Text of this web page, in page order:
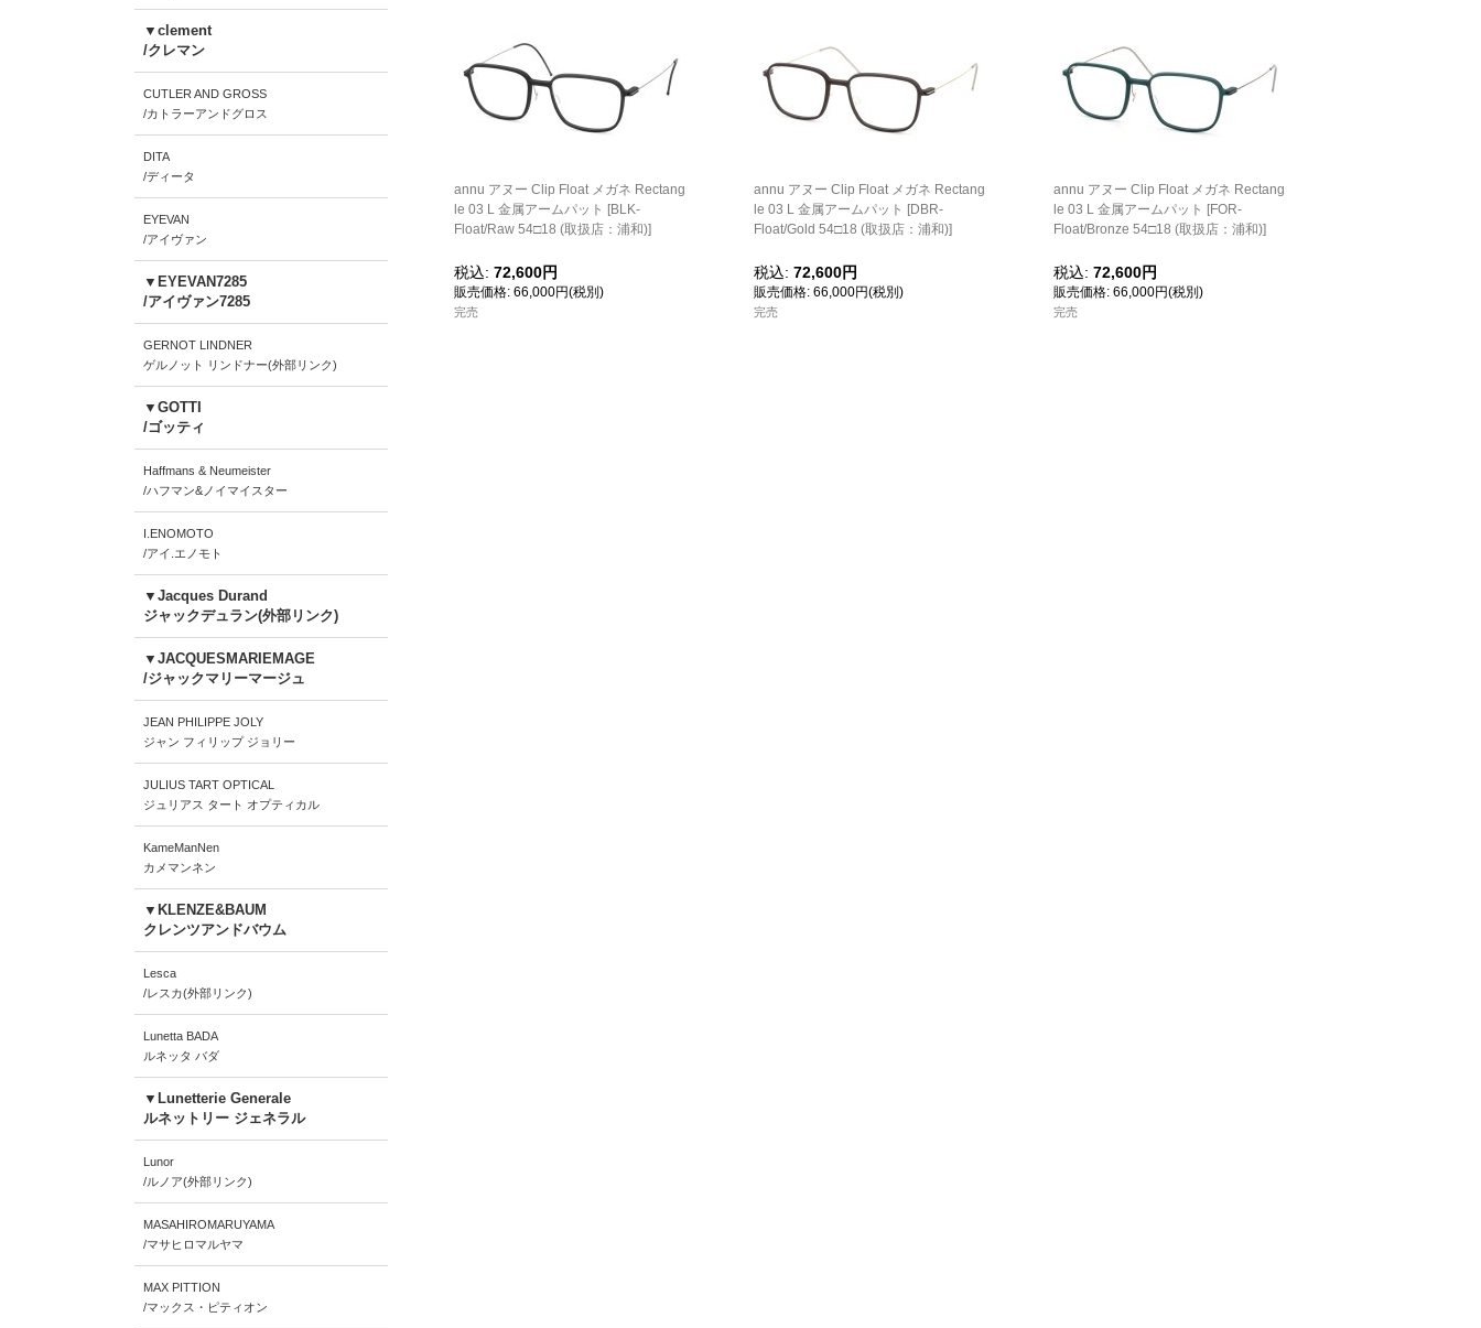
▼clement
/クレマン
CUTLER AND GROSS
/カトラーアンドグロス
DITA
/ディータ
EYEVAN
/アイヴァン
▼EYEVAN7285
/アイヴァン7285
GERNOT LINDNER
ゲルノット リンドナー(外部リンク)
▼GOTTI
/ゴッティ
Haffmans & Neumeister
/ハフマン&ノイマイスター
I.ENOMOTO
/アイ.エノモト
▼Jacques Durand
ジャックデュラン(外部リンク)
▼JACQUESMARIEMAGE
/ジャックマリーマージュ
JEAN PHILIPPE JOLY
ジャン フィリップ ジョリー
JULIUS TART OPTICAL
ジュリアス タート オプティカル
KameManNen
カメマンネン
▼KLENZE&BAUM
クレンツアンドバウム
Lesca
/レスカ(外部リンク)
Lunetta BADA
ルネッタ バダ
▼Lunetterie Generale
ルネットリー ジェネラル
Lunor
/ルノア(外部リンク)
MASAHIROMARUYAMA
/マサヒロマルヤマ
MAX PITTION
/マックス・ピティオン
annu アヌー Clip Float メガネ Rectang
le 03 L 金属アームパット [BLK-
Float/Raw 54□18 (取扱店：浦和)]
66,000円(税別)
税込: 72,600円
完売
annu アヌー Clip Float メガネ Rectang
le 03 L 金属アームパット [DBR-
Float/Gold 54□18 (取扱店：浦和)]
66,000円(税別)
税込: 72,600円
完売
annu アヌー Clip Float メガネ Rectang
le 03 L 金属アームパット [FOR-
Float/Bronze 54□18 (取扱店：浦和)]
66,000円(税別)
税込: 72,600円
完売